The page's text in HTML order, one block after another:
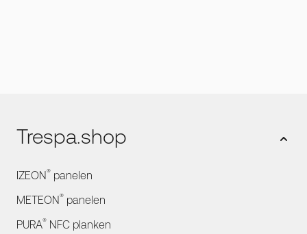
Trespa.shop
IZEON® panelen
METEON® panelen
PURA® NFC planken